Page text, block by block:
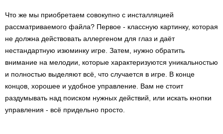
Что же мы приобретаем совокупно с инсталляцией
рассматриваемого файла? Первое - классную картинку, которая
не должна действовать аллергеном для глаз и даёт
нестандартную изюминку игре. Затем, нужно обратить
внимание на мелодии, которые характеризуются уникальностью
и полностью выделяют всё, что случается в игре. В конце
концов, хорошее и удобное управление. Вам не стоит
раздумывать над поиском нужных действий, или искать кнопки
управления - всё придельно просто.